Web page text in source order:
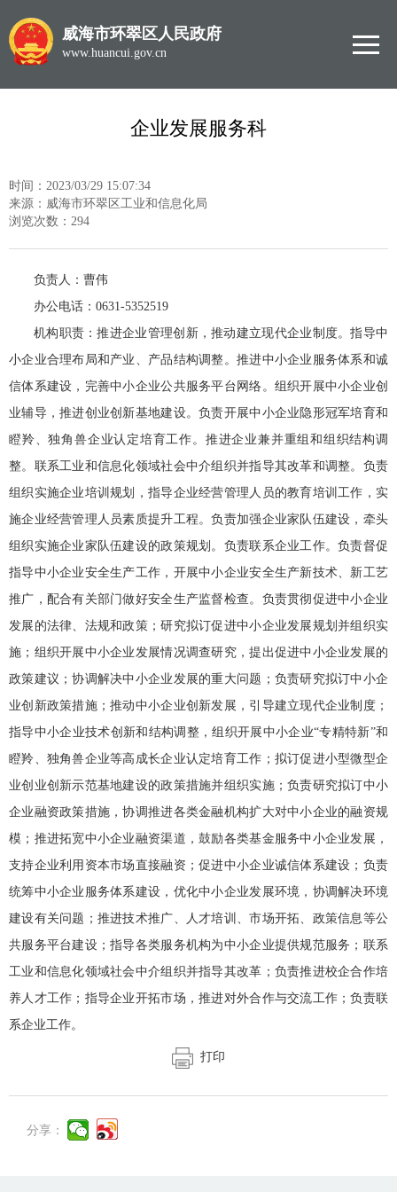
威海市环翠区人民政府
www.huancui.gov.cn
企业发展服务科
时间：2023/03/29 15:07:34
来源：威海市环翠区工业和信息化局
浏览次数： 294
负责人：曹伟
办公电话：0631-5352519
机构职责：推进企业管理创新，推动建立现代企业制度。指导中
小企业合理布局和产业、产品结构调整。推进中小企业服务体系和诚
信体系建设，完善中小企业公共服务平台网络。组织开展中小企业创
业辅导，推进创业创新基地建设。负责开展中小企业隐形冠军培育和
瞪羚、独角兽企业认定培育工作。推进企业兼并重组和组织结构调
整。联系工业和信息化领域社会中介组织并指导其改革和调整。负责
组织实施企业培训规划，指导企业经营管理人员的教育培训工作，实
施企业经营管理人员素质提升工程。负责加强企业家队伍建设，牵头
组织实施企业家队伍建设的政策规划。负责联系企业工作。负责督促
指导中小企业安全生产工作，开展中小企业安全生产新技术、新工艺
推广，配合有关部门做好安全生产监督检查。负责贯彻促进中小企业
发展的法律、法规和政策；研究拟订促进中小企业发展规划并组织实
施；组织开展中小企业发展情况调查研究，提出促进中小企业发展的
政策建议；协调解决中小企业发展的重大问题；负责研究拟订中小企
业创新政策措施；推动中小企业创新发展，引导建立现代企业制度；
指导中小企业技术创新和结构调整，组织开展中小企业“专精特新”和
瞪羚、独角兽企业等高成长企业认定培育工作；拟订促进小型微型企
业创业创新示范基地建设的政策措施并组织实施；负责研究拟订中小
企业融资政策措施，协调推进各类金融机构扩大对中小企业的融资规
模；推进拓宽中小企业融资渠道，鼓励各类基金服务中小企业发展，
支持企业利用资本市场直接融资；促进中小企业诚信体系建设；负责
统筹中小企业服务体系建设，优化中小企业发展环境，协调解决环境
建设有关问题；推进技术推广、人才培训、市场开拓、政策信息等公
共服务平台建设；指导各类服务机构为中小企业提供规范服务；联系
工业和信息化领域社会中介组织并指导其改革；负责推进校企合作培
养人才工作；指导企业开拓市场，推进对外合作与交流工作；负责联
系企业工作。
打印
分享：